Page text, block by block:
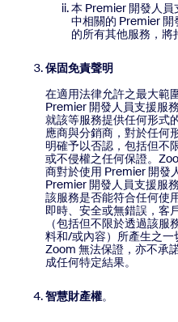
本 Premier 開發人
中相關的 Premier 開
的所有其他服務，將
保固免責聲明
在適用法律允許之最大範
Premier 開發人員支援服
就該等服務提供任何形式
應商與分銷商，對於任何
明確予以否認，包括但不
或不侵權之任何保證。
商對於使用 Premier 開發
Premier 開發人員支援服
該服務是否能符合任何使
即時、安全或無錯誤，客
（包括但不限於透過該
料和/或內容）所產生之一
Zoom 無法保證，亦不承
成任何特定結果。
智慧財產權。